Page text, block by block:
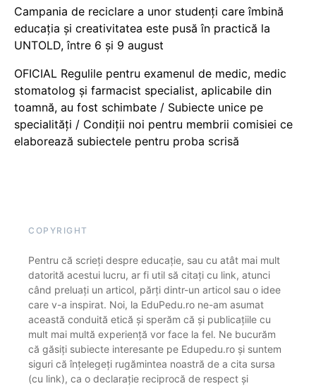
Campania de reciclare a unor studenți care îmbină
educația și creativitatea este pusă în practică la
UNTOLD, între 6 și 9 august
OFICIAL Regulile pentru examenul de medic, medic
stomatolog și farmacist specialist, aplicabile din
toamnă, au fost schimbate / Subiecte unice pe
specialități / Condiții noi pentru membrii comisiei ce
elaborează subiectele pentru proba scrisă
COPYRIGHT
Pentru că scrieți despre educație, sau cu atât mai mult
datorită acestui lucru, ar fi util să citați cu link, atunci
când preluați un articol, părți dintr-un articol sau o idee
care v-a inspirat. Noi, la EduPedu.ro ne-am asumat
această conduită etică și sperăm că și publicațiile cu
mult mai multă experiență vor face la fel. Ne bucurăm
că găsiți subiecte interesante pe Edupedu.ro și suntem
siguri că înțelegeți rugămintea noastră de a cita sursa
(cu link), ca o declarație reciprocă de respect și